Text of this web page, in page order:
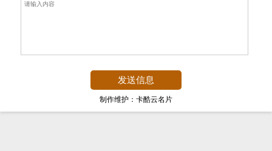
制作维护：卡酷云名片